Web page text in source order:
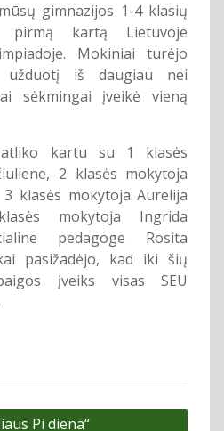
gimnazijos 1-4 klasių
pirmą kartą Lietuvoje
Mokiniai turėjo
iš daugiau nei
sėkmingai įveikė vieną
kartu su 1 klasės
2 klasės mokytoja
klasės mokytoja Aurelija
mokytoja Ingrida
pedagoge Rosita
pasižadėjo, kad iki šių
įveiks visas SEU
Pi diena“